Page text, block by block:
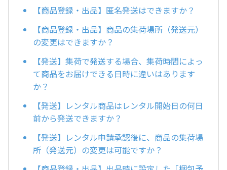
【商品登録・出品】匿名発送はできますか？
【商品登録・出品】商品の集荷場所（発送元）
の変更はできますか？
【発送】集荷で発送する場合、集荷時間によっ
て商品をお届けできる日時に違いはあります
か？
【発送】レンタル商品はレンタル開始日の何日
前から発送できますか？
【発送】レンタル申請承認後に、商品の集荷場
所（発送元）の変更は可能ですか？